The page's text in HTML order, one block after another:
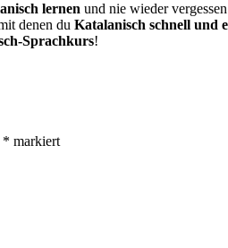
lernen und nie wieder
denen du Katalanisch schnell und
Sprachkurs!
* markiert